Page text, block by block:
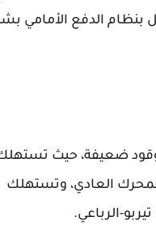
بنظام الدفع الأمامي